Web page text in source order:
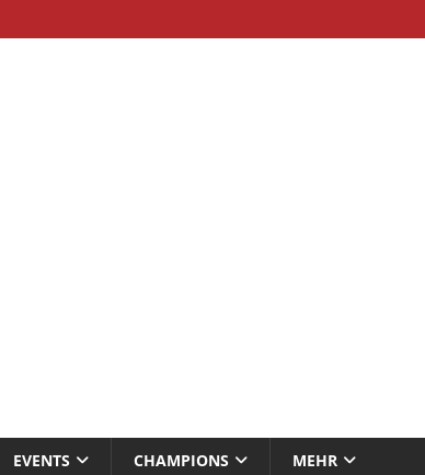
EVENTS CHAMPIONS MEHR